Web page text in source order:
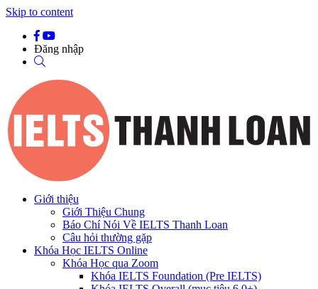
Skip to content
Đăng nhập
Giới thiệu
Giới Thiệu Chung
Báo Chí Nói Về IELTS Thanh Loan
Câu hỏi thường gặp
Khóa Học IELTS Online
Khóa Học qua Zoom
Khóa IELTS Foundation (Pre IELTS)